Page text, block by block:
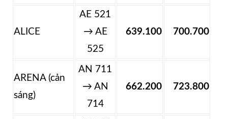
ALICE
AE 521
→ AE
525
639.100 700.700
ARENA (cản
sáng)
AN 711
→ AN
714
662.200 723.800